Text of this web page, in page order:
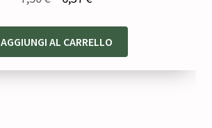
originale
era:
attuale
è:
AGGIUNGI AL CARRELLO